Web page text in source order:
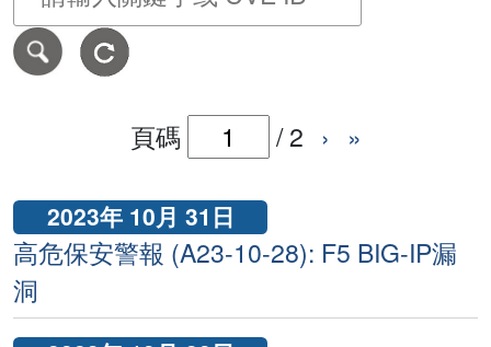
頁碼 /2 › »
2023年 10月 31日
高危保安警報 (A23-10-28): F5 BIG-IP漏
洞